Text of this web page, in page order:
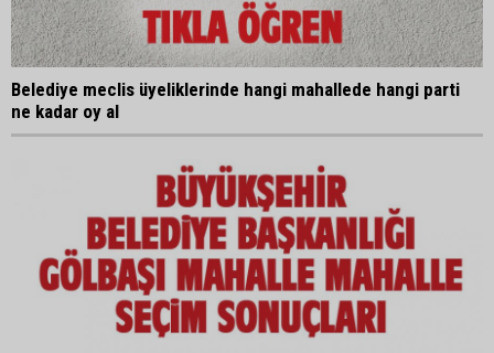
Belediye meclis üyeliklerinde hangi mahallede hangi parti
ne kadar oy al